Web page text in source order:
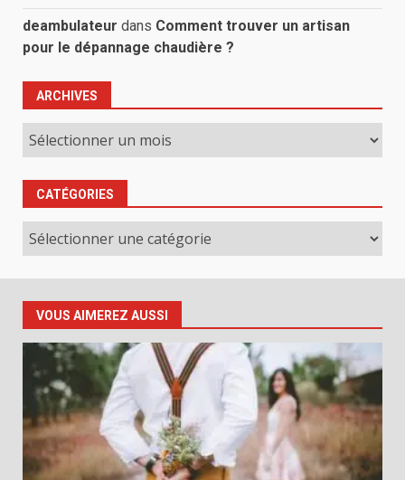
deambulateur dans Comment trouver un artisan
pour le dépannage chaudière ?
ARCHIVES
Archives
CATÉGORIES
Catégories
VOUS AIMEREZ AUSSI